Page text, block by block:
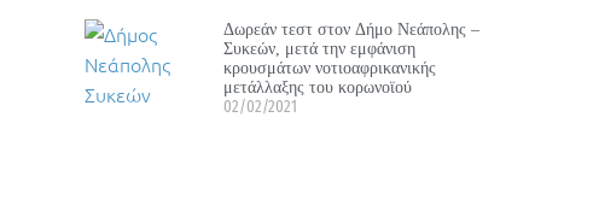
Δωρεάν τεστ στον Δήμο Νεάπολης –
Συκεών, μετά την εμφάνιση
κρουσμάτων νοτιοαφρικανικής
μετάλλαξης του κορωνοϊού
02/02/2021